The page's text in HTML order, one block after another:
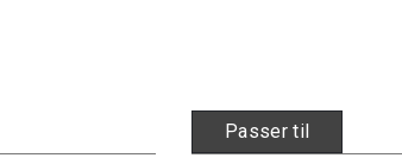
Passer til